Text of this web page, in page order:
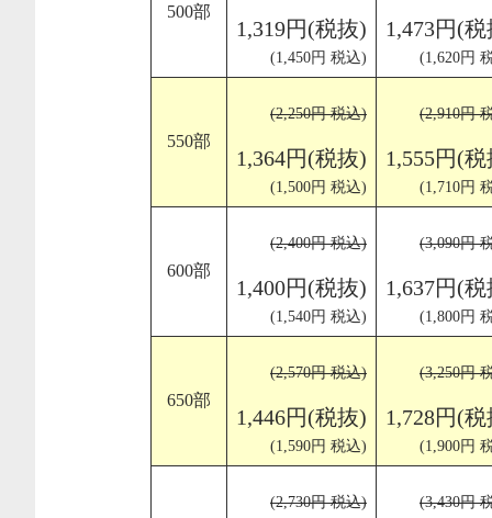
500部
1,319円(税抜)
(1,450円 税込)
1,473円(
(1,620円
550部
(2,250円 税込)
1,364円(税抜)
(1,500円 税込)
(2,910円
1,555円(
(1,710円
600部
(2,400円 税込)
1,400円(税抜)
(1,540円 税込)
(3,090円
1,637円(
(1,800円
650部
(2,570円 税込)
1,446円(税抜)
(1,590円 税込)
(3,250円
1,728円(
(1,900円
(2,730円 税込) (3,430円